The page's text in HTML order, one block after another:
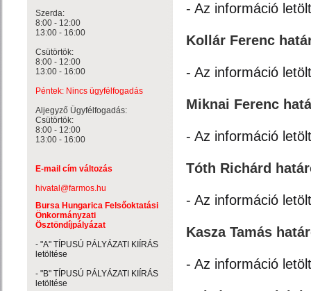
Szerda:
8:00 - 12:00
13:00 - 16:00
Csütörtök:
8:00 - 12:00
13:00 - 16:00
Péntek: Nincs ügyfélfogadás
Aljegyző Ügyfélfogadás:
Csütörtök:
8:00 - 12:00
13:00 - 16:00
E-mail cím változás
hivatal@farmos.hu
Bursa Hungarica Felsőoktatási
Önkormányzati
Ösztöndíjpályázat
- "A" TÍPUSÚ PÁLYÁZATI KIÍRÁS
letöltése
- "B" TÍPUSÚ PÁLYÁZATI KIÍRÁS
letöltése
- Az információ
Kollár Ferenc
- Az információ
Miknai Ferenc
- Az információ
Tóth Richárd
- Az információ
Kasza Tamás
- Az információ